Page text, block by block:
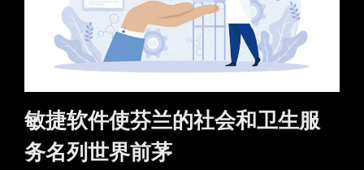
敏捷软件使芬兰的社会和卫生服
务名列世界前茅